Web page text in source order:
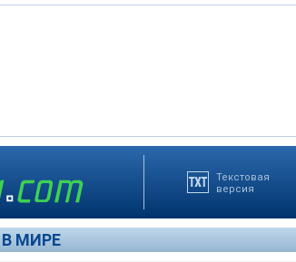
Текстовая
версия
В МИРЕ
Два мощных взрыва сотрясли сегодня
шиитского предместья Багдада
Reuters
На воздух одна за другой взлетели
спутникового телеканала Al-Jazeera,
человек
Reuters
Лидеры шиитов расценили теракт как
проживают в основном сторонники
политика, который играет сейчас важную
гражданской войны в Ираке
Reuters